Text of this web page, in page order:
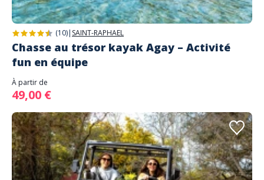
(10)| SAINT-RAPHAEL
Chasse au trésor kayak Agay – Activité
fun en équipe
À partir de
49,00 €